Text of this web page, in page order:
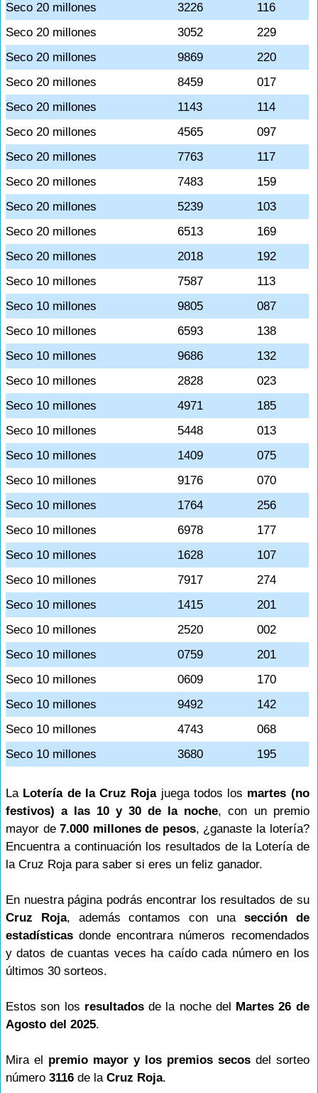
Seco 20 millones
3226
116
Seco 20 millones
3052
229
Seco 20 millones
9869
220
Seco 20 millones
8459
017
Seco 20 millones
1143
114
Seco 20 millones
4565
097
Seco 20 millones
7763
117
Seco 20 millones
7483
159
Seco 20 millones
5239
103
Seco 20 millones
6513
169
Seco 20 millones
2018
192
Seco 10 millones
7587
113
Seco 10 millones
9805
087
Seco 10 millones
6593
138
Seco 10 millones
9686
132
Seco 10 millones
2828
023
Seco 10 millones
4971
185
Seco 10 millones
5448
013
Seco 10 millones
1409
075
Seco 10 millones
9176
070
Seco 10 millones
1764
256
Seco 10 millones
6978
177
Seco 10 millones
1628
107
Seco 10 millones
7917
274
Seco 10 millones
1415
201
Seco 10 millones
2520
002
Seco 10 millones
0759
201
Seco 10 millones
0609
170
Seco 10 millones
9492
142
Seco 10 millones
4743
068
Seco 10 millones
3680 195
La Lotería de la Cruz Rojajuega todos los martes (no
festivos) a las 10 y 30 de la noche, con un premio
mayor de7.000 millones de pesos, ¿ganaste la lotería?
Encuentra a continuación los resultados de la Lotería de
la Cruz Roja para saber si eres un feliz ganador.
En nuestra página podrás encontrar los resultados de su
Cruz Roja, además contamos con una sección de
estadísticas donde encontrara números recomendados
y datos de cuantas veces ha caído cada número en los
últimos 30 sorteos.
Estos son los resultadosde la noche del Martes 26 de
Agosto del 2025.
Mira el premio mayor y los premios secosdel sorteo
número 3116 de la Cruz Roja.